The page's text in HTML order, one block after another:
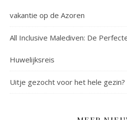
vakantie op de Azoren
All Inclusive Malediven: De
Huwelijksreis
Uitje gezocht voor het hele gezin?